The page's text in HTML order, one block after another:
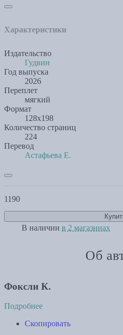
Характеристики
Издательство
Гудвин
Год выпуска
2026
Переплет
мягкий
Формат
128х198
Количество страниц
224
Перевод
Астафьева Е.
1190
В наличии в 2 магазинах
Об
Фоксли К.
Подробнее
Скопировать